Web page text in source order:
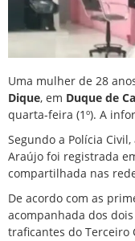
Uma mulher de 28
Dique, em Duque de
quarta-feira (1º). A
Segundo a Polícia
Araújo foi registrada
compartilhada nas
De acordo com as
acompanhada dos
traficantes do Terceiro